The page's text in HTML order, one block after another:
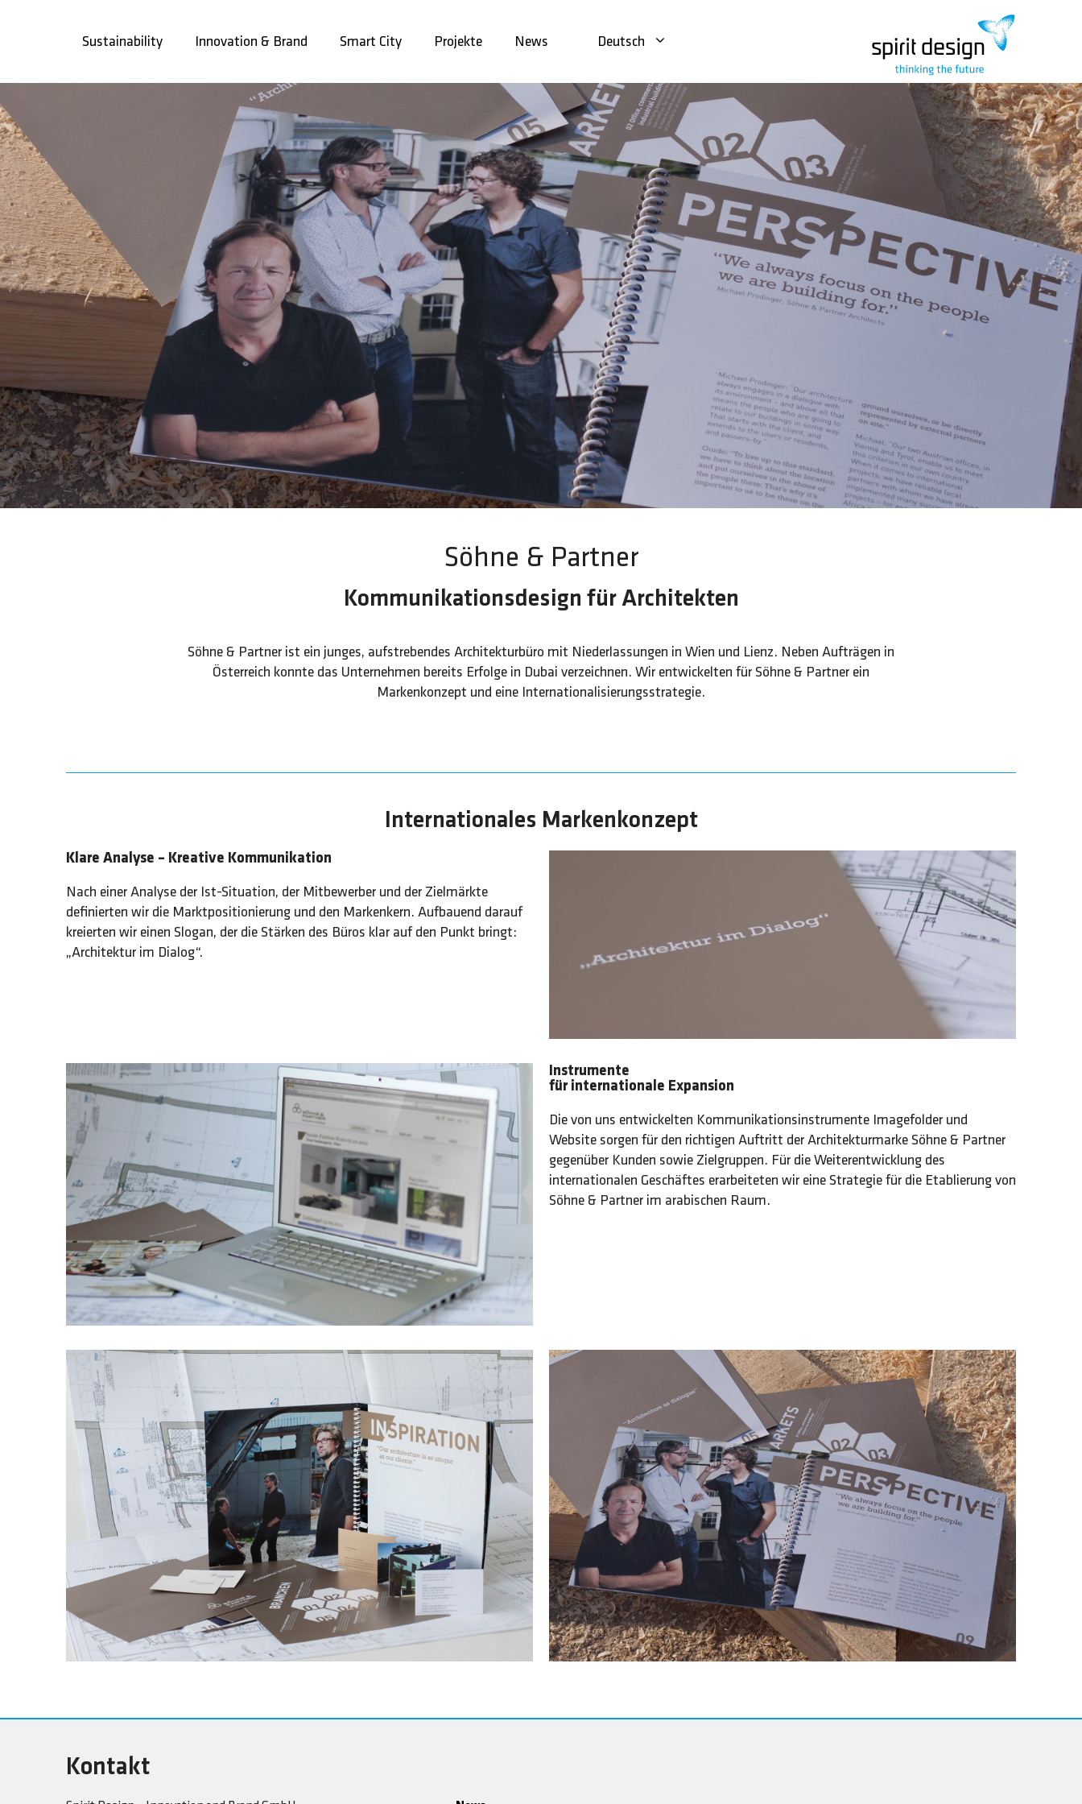
Sustainability Innovation & Brand Smart City Projekte News Deutsch
Söhne & Partner
Kommunikationsdesign für Architekten
Söhne & Partner ist ein junges, aufstrebendes Architekturbüro mit Niederlassungen in Wien und Lienz. Neben Aufträgen in
Österreich konnte das Unternehmen bereits Erfolge in Dubai verzeichnen. Wir entwickelten für Söhne & Partner ein
Markenkonzept und eine Internationalisierungsstrategie.
Internationales Markenkonzept
Klare Analyse – Kreative Kommunikation
Nach einer Analyse der Ist-Situation, der Mitbewerber und der Zielmärkte
definierten wir die Marktpositionierung und den Markenkern. Aufbauend darauf
kreierten wir einen Slogan, der die Stärken des Büros klar auf den Punkt bringt:
„Architektur im Dialog“.
Instrumente
für internationale Expansion
Die von uns entwickelten Kommunikationsinstrumente Imagefolder und
Website sorgen für den richtigen Auftritt der Architekturmarke Söhne & Partner
gegenüber Kunden sowie Zielgruppen. Für die Weiterentwicklung des
internationalen Geschäftes erarbeiteten wir eine Strategie für die Etablierung von
Söhne & Partner im arabischen Raum.
Kontakt